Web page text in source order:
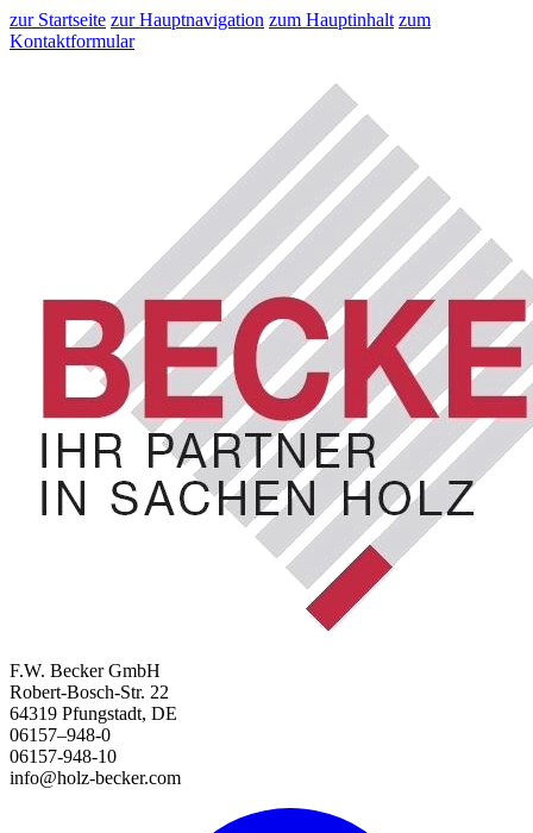
zur Startseite zur Hauptnavigation zum Hauptinhalt zum
Kontaktformular
F.W. Becker GmbH
Robert-Bosch-Str. 22
64319 Pfungstadt, DE
06157–948-0
06157-948-10
info@holz-becker.com